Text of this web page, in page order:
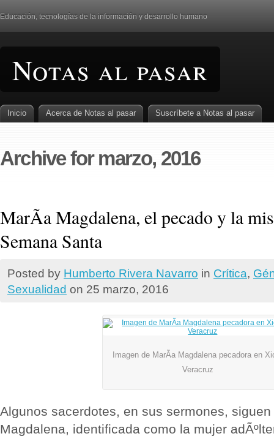
Educación, tecnologí­as de la información y desarrollo humano
Notas al pasar
Inicio Acerca de Notas al pasar Suscrí­bete a Notas al pasar
Archive for marzo, 2016
MarÃ­a Magdalena, el pecado y la
Semana Santa
Posted by Humberto Rivera Navarro in Crí­tica,
Sexualidad on 25 marzo, 2016
Imagen de MarÃ­a Magdalena pecadora en
Veracruz
Algunos sacerdotes, en sus sermones,
Magdalena, identificada como la mujer